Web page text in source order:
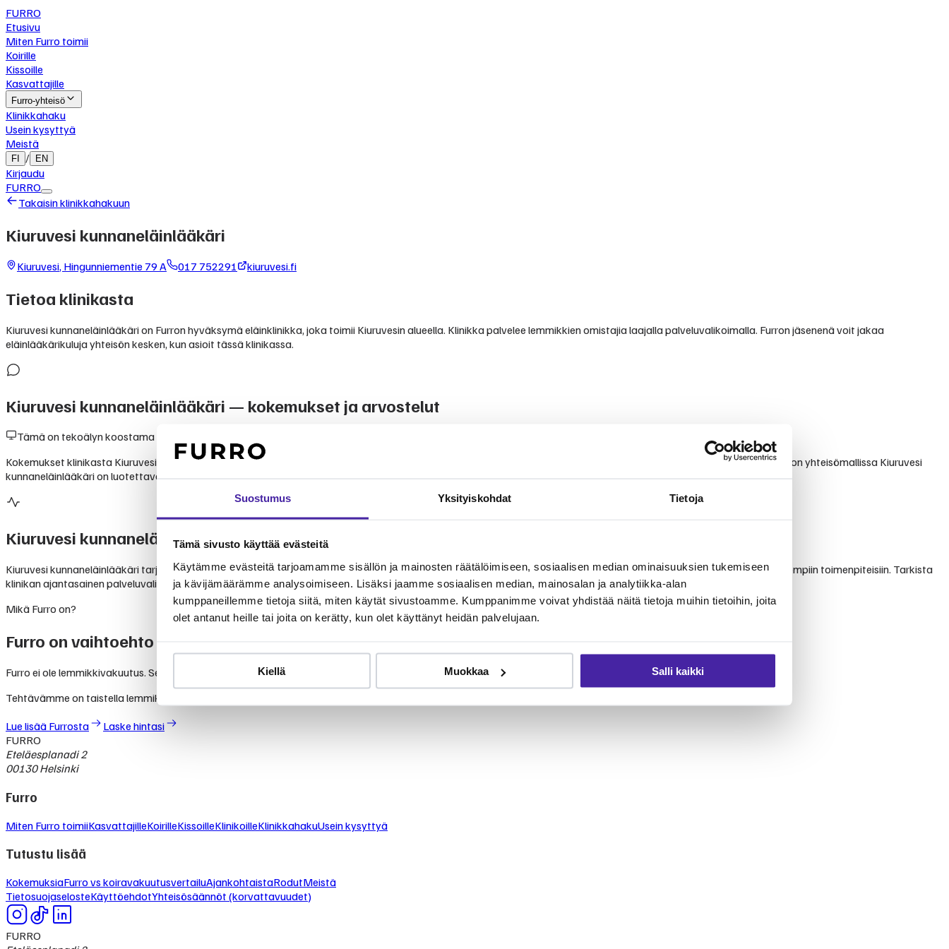
Suostumus Yksityiskohdat Tietoja
Tämä sivusto käyttää evästeitä
Käytämme evästeitä tarjoamamme sisällön ja mainosten räätälöimiseen, sosiaalisen median ominaisuuksien tukemiseen
ja kävijämäärämme analysoimiseen. Lisäksi jaamme sosiaalisen median, mainosalan ja analytiikka-alan
kumppaneillemme tietoja siitä, miten käytät sivustoamme. Kumppanimme voivat yhdistää näitä tietoja muihin tietoihin, joita
olet antanut heille tai joita on kerätty, kun olet käyttänyt heidän palvelujaan.
Kiellä Muokkaa Salli kaikki
FURRO
Etusivu
Miten Furro toimii
Koirille
Kissoille
Kasvattajille
Furro-yhteisö
Klinikkahaku
Usein kysyttyä
Meistä
FI / EN
Kirjaudu
FURRO
Takaisin klinikkahakuun
Kiuruvesi kunnaneläinlääkäri
Kiuruvesi, Hingunniementie 79 A 017 752291 kiuruvesi.fi
Tietoa klinikasta
Kiuruvesi kunnaneläinlääkäri on Furron hyväksymä eläinklinikka, joka toimii Kiuruvesin alueella. Klinikka palvelee lemmikkien omistajia laajalla palveluvalikoimalla. Furron jäsenenä voit jakaa
eläinlääkärikuluja yhteisön kesken, kun asioit tässä klinikassa.
Kiuruvesi kunnaneläinlääkäri — kokemukset ja arvostelut
Tämä on tekoälyn koostama yhteenveto julkisesti saatavilla olevista kokemuksista ja arvioista.
Kokemukset klinikasta Kiuruvesi kunnaneläinlääkäri perustuvat lemmikinomistajien kertomuksiin. Klinikka tunnetaan ammattitaitoisesta ja välittävästä palvelusta. Furron yhteisömallissa Kiuruvesi
kunnaneläinlääkäri on luotettava valinta lemmikkisi hoitoon.
Kiuruvesi kunnaneläinlääkäri palvelut
Kiuruvesi kunnaneläinlääkäri tarjoaa monipuolisia eläinlääkäripalveluita lemmikkien terveydenhoitoon. Palvelut kattavat yleiseläinlääkinnän perustutkimuksista erikoisempiin toimenpiteisiin. Tarkista
klinikan ajantasainen palveluvalikoima suoraan klinikalta. Furron jäsenenä voit jakaa eläinlääkärikuluja yhteisön kesken.
Mikä Furro on?
Furro on vaihtoehto lemmikkivakuutukselle
Furro ei ole lemmikkivakuutus. Se on nykyaikainen vaihtoehto, jolla turvaat koirasi tai kissasi keskimäärin puolet edullisemmin.
Tehtävämme on taistella lemmikkialan kasvavia kustannuksia vastaan.
Lue lisää Furrosta
Laske hintasi
FURRO
Eteläesplanadi 2
00130 Helsinki
Furro
Miten Furro toimiiKasvattajilleKoirilleKissoilleKlinikoilleKlinikkahakuUsein kysyttyä
Tutustu lisää
KokemuksiaFurro vs koiravakuutusvertailuAjankohtaistaRodutMeistä
TietosuojaselosteKäyttöehdotYhteisösäännöt (korvattavuudet)
FURRO